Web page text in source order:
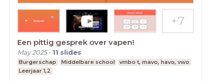
Een pittig gesprek over vapen!
May 2025- 11 slides
Burgerschap Middelbare school
vmbo t, mavo, havo, vwo
Leerjaar 1,2